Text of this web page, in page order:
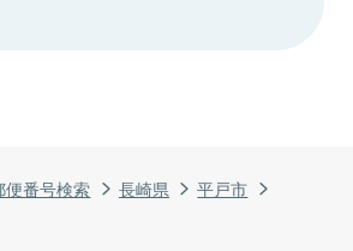
便番号検索 長崎県
平戸市